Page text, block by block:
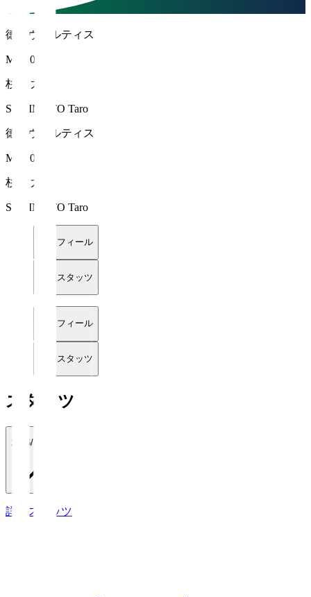
徳島ヴォルティス
MF 10
杉本 太郎
SUGIMOTO Taro
徳島ヴォルティス
MF 10
杉本 太郎
SUGIMOTO Taro
プロフィール
詳細スタッツ
プロフィール
詳細スタッツ
スタッツ
2026/27
詳細スタッツ